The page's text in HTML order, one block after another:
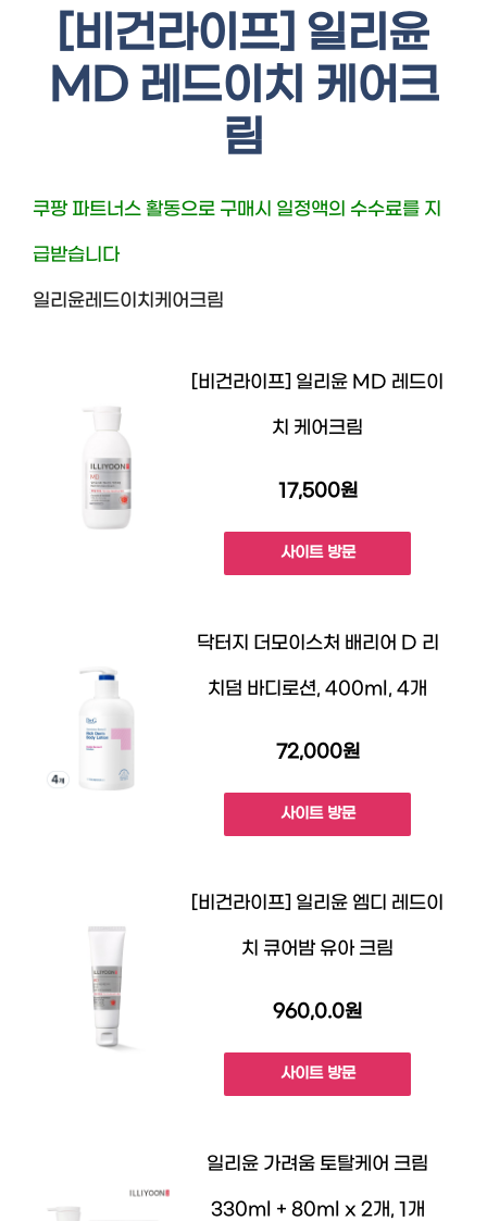
[비건라이프] 일리윤
MD 레드이치 케어크
림
쿠팡 파트너스 활동으로 구매시 일정액의 수수료를 지
급받습니다
일리윤레드이치케어크림
[비건라이프] 일리윤 MD 레드이
치 케어크림
17,500원
사이트 방문
닥터지 더모이스처 배리어 D 리
치덤 바디로션, 400ml, 4개
72,000원
사이트 방문
[비건라이프] 일리윤 엠디 레드이
치 큐어밤 유아 크림
960,0.0원
사이트 방문
일리윤 가려움 토탈케어 크림
330ml + 80ml x 2개, 1개